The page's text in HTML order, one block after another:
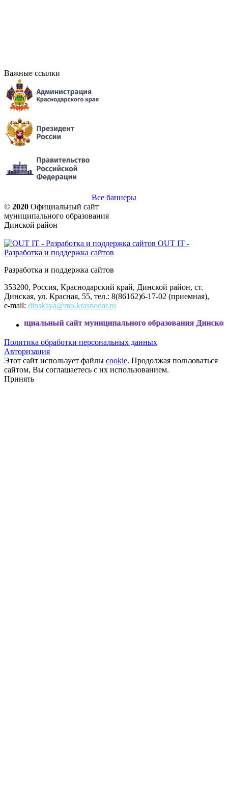
Важные ссылки
Все баннеры
© 2020 Официальный сайт
муниципального образования
Динской район
OUT IT -
Разработка и поддержка сайтов
Разработка и поддержка сайтов
353200, Россия, Краснодарский край, Динской район, ст.
Динская, ул. Красная, 55, тел.: 8(86162)6-17-02 (приемная),
e-mail: dinskaya@mo.krasnodar.ru
сайт муниципального образования Динской район
Политика обработки персональных данных
Авторизация
Этот сайт использует файлы cookie. Продолжая пользоваться
сайтом, Вы соглашаетесь с их использованием.
Принять